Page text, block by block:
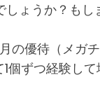
ょうか？も
優待（メガチ
個ずつ経験し